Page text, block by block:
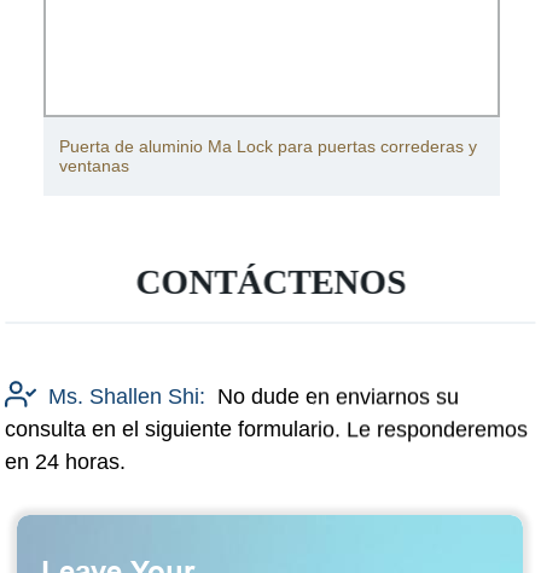
Puerta de aluminio Ma Lock para puertas correderas y
ventanas
CONTÁCTENOS
Ms. Shallen Shi: No dude en enviarnos su
consulta en el siguiente formulario. Le responderemos
en 24 horas.